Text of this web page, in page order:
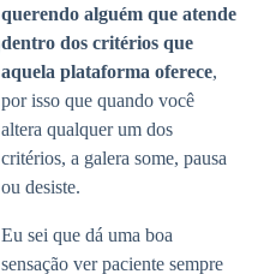
querendo alguém que atende
dentro dos critérios que
aquela plataforma oferece,
por isso que quando você
altera qualquer um dos
critérios, a galera some, pausa
ou desiste.
Eu sei que dá uma boa
sensação ver paciente sempre